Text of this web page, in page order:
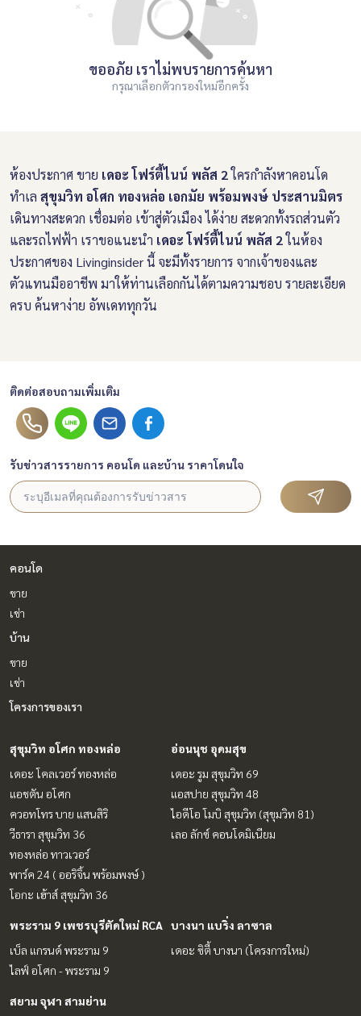
ขออภัย เราไม่พบรายการค้นหา
กรุณาเลือกตัวกรองใหม่อีกครั้ง
ห้องประกาศ ขาย เดอะ โฟร์ตี้ไนน์ พลัส 2ใครกำลังหาคอนโด
ทำเล สุขุมวิท อโศก ทองหล่อ เอกมัย พร้อมพงษ์ ประสานมิตร
เดินทางสะดวก เชื่อมต่อ เข้าสู่ตัวเมือง ได้ง่าย สะดวกทั้งรถส่วนตัว
และรถไฟฟ้า เราขอแนะนำ เดอะ โฟร์ตี้ไนน์ พลัส 2ในห้อง
ประกาศของ Livinginsider นี้ จะมีทั้งรายการ จากเจ้าของและ
ตัวแทนมืออาชีพ มาให้ท่านเลือกกันได้ตามความชอบ รายละเอียด
ครบ ค้นหาง่าย อัพเดททุกวัน
ติดต่อสอบถามเพิ่มเติม
รับข่าวสารรายการ คอนโด และบ้าน ราคาโดนใจ
คอนโด
ขาย
เช่า
บ้าน
ขาย
เช่า
โครงการของเรา
สุขุมวิท อโศก ทองหล่อ
เดอะ โคลเวอร์ ทองหล่อ
แอชตัน อโศก
ควอทโทร บาย แสนสิริ
วีธารา สุขุมวิท 36
ทองหล่อ ทาวเวอร์
พาร์ค 24 ( ออริจิ้น พร้อมพงษ์ )
โอกะ เฮ้าส์ สุขุมวิท 36
อ่อนนุช อุดมสุข
เดอะ รูม สุขุมวิท 69
แอสปาย สุขุมวิท 48
ไอดีโอ โมบิ สุขุมวิท (สุขุมวิท 81)
เลอ ลักซ์ คอนโดมิเนียม
พระราม 9 เพชรบุรีตัดใหม่ RCA
เบ็ล แกรนด์ พระราม 9
ไลฟ์ อโศก - พระราม 9
บางนา แบริ่ง ลาซาล
เดอะ ซิตี้ บางนา (โครงการใหม่)
สยาม จุฬา สามย่าน